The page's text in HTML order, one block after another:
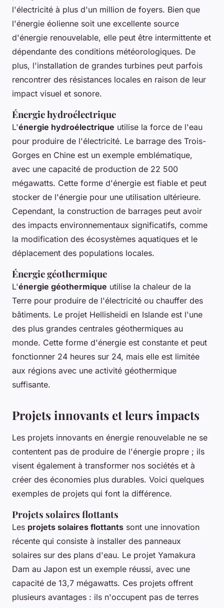
l'électricité à plus d'un million de foyers. Bien que
l'énergie éolienne soit une excellente source
d'énergie renouvelable, elle peut être intermittente et
dépendante des conditions météorologiques. De
plus, l'installation de grandes turbines peut parfois
rencontrer des résistances locales en raison de leur
impact visuel et sonore.
Énergie hydroélectrique
L'énergie hydroélectrique utilise la force de l'eau
pour produire de l'électricité. Le barrage des Trois-
Gorges en Chine est un exemple emblématique,
avec une capacité de production de 22 500
mégawatts. Cette forme d'énergie est fiable et peut
stocker de l'énergie pour une utilisation ultérieure.
Cependant, la construction de barrages peut avoir
des impacts environnementaux significatifs, comme
la modification des écosystèmes aquatiques et le
déplacement des populations locales.
Énergie géothermique
L'énergie géothermique utilise la chaleur de la
Terre pour produire de l'électricité ou chauffer des
bâtiments. Le projet Hellisheidi en Islande est l'une
des plus grandes centrales géothermiques au
monde. Cette forme d'énergie est constante et peut
fonctionner 24 heures sur 24, mais elle est limitée
aux régions avec une activité géothermique
suffisante.
Projets innovants et leurs impacts
Les projets innovants en énergie renouvelable ne se
contentent pas de produire de l'énergie propre ; ils
visent également à transformer nos sociétés et à
créer des économies plus durables. Voici quelques
exemples de projets qui font la différence.
Projets solaires flottants
Les projets solaires flottants sont une innovation
récente qui consiste à installer des panneaux
solaires sur des plans d'eau. Le projet Yamakura
Dam au Japon est un exemple réussi, avec une
capacité de 13,7 mégawatts. Ces projets offrent
plusieurs avantages : ils n'occupent pas de terres